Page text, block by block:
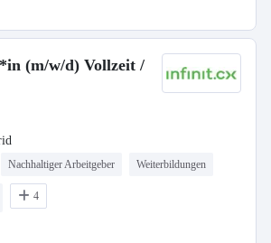
(m/w/d) Vollzeit /
Nachhaltiger Arbeitgeber Weiterbildungen
4